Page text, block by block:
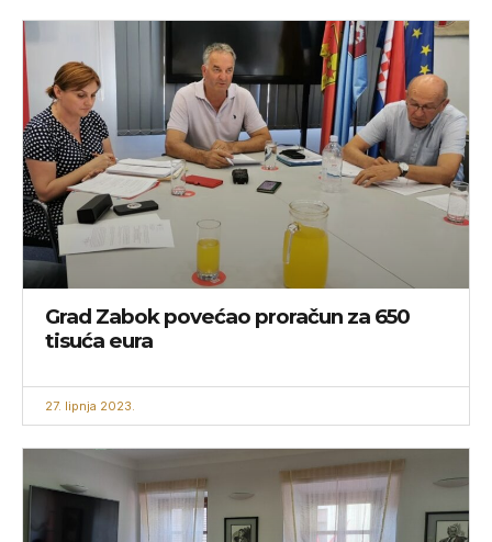
Grad Zabok povećao proračun za 650
tisuća eura
27. lipnja 2023.